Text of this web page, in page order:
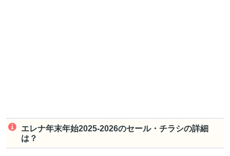
エレナ年末年始2025-2026のセール・チラシの詳細
は？